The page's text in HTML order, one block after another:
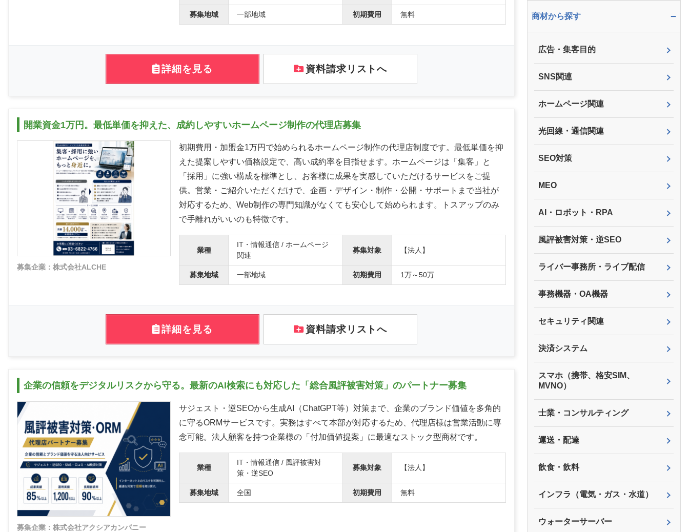
募集地域 一部地域 初期費用 無料
詳細を見る 資料請求リストへ
開業資金1万円。最低単価を抑えた、成約しやすいホームページ制作の代理店募集
募集企業：株式会社ALCHE
初期費用・加盟金1万円で始められるホームページ制作の代理店制度です。最低単価を抑
えた提案しやすい価格設定で、高い成約率を目指せます。ホームページは「集客」と
「採用」に強い構成を標準とし、お客様に成果を実感していただけるサービスをご提
供。営業・ご紹介いただくだけで、企画・デザイン・制作・公開・サポートまで当社が
対応するため、Web制作の専門知識がなくても安心して始められます。トスアップのみ
で手離れがいいのも特徴です。
業種
IT・情報通信 / ホームページ
関連
募集対象 【法人】
募集地域 一部地域 初期費用 1万～50万
詳細を見る 資料請求リストへ
企業の信頼をデジタルリスクから守る。最新のAI検索にも対応した「総合風評被害対策」のパートナー募集
募集企業：株式会社アクシアカンパニー
サジェスト・逆SEOから生成AI（ChatGPT等）対策まで、企業のブランド価値を多角的
に守るORMサービスです。実務はすべて本部が対応するため、代理店様は営業活動に専
念可能。法人顧客を持つ企業様の「付加価値提案」に最適なストック型商材です。
業種
IT・情報通信 / 風評被害対
策・逆SEO
募集対象 【法人】
募集地域 全国 初期費用 無料
商材から探す −
広告・集客目的
SNS関連
ホームページ関連
光回線・通信関連
SEO対策
MEO
AI・ロボット・RPA
風評被害対策・逆SEO
ライバー事務所・ライブ配信
事務機器・OA機器
セキュリティ関連
決済システム
スマホ（携帯、格安SIM、
MVNO）
士業・コンサルティング
運送・配達
飲食・飲料
インフラ（電気・ガス・水道）
ウォーターサーバー